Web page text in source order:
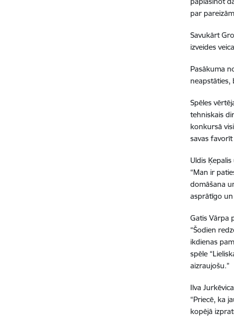
par
Savukārt
izveides
Pasākuma
neapstāties,
Spēles
tehniskais
konkursā
savas
Uldis
“Man ir
domāšana
asprātīgo
Gatis Vārpa
“Šodien
ikdienas
spēle
aizraujošu.”
Ilva
“Priecē, ka
kopējā